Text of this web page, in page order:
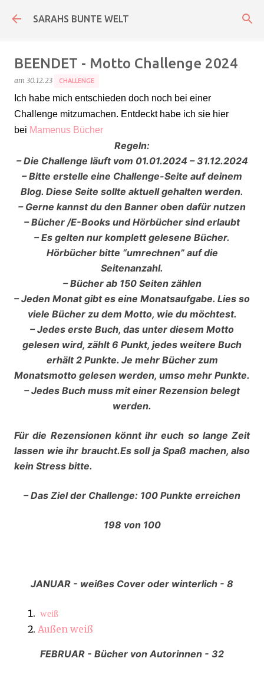
Direkt zum Hauptbereich
SARAHS BUNTE WELT
BEENDET - Motto Challenge 2024
am 30.12.23 CHALLENGE
Ich habe mich entschieden doch noch bei einer
Challenge mitzumachen. Entdeckt habe ich sie hier
bei Mamenus Bücher
Regeln:
– Die Challenge läuft vom 01.01.2024 – 31.12.2024
– Bitte erstelle eine Challenge-Seite auf deinem
Blog. Diese Seite sollte aktuell gehalten werden.
– Gerne kannst du den Banner oben dafür nutzen
– Bücher /E-Books und Hörbücher sind erlaubt
– Es gelten nur komplett gelesene Bücher.
Hörbücher bitte “umrechnen” auf die
Seitenanzahl.
– Bücher ab 150 Seiten zählen
– Jeden Monat gibt es eine Monatsaufgabe. Lies so
viele Bücher zu dem Motto, wie du möchtest.
– Jedes erste Buch, das unter diesem Motto
gelesen wird, zählt 6 Punkt, jedes weitere Buch
erhält 2 Punkte. Je mehr Bücher zum
Monatsmotto gelesen werden, umso mehr Punkte.
– Jedes Buch muss mit einer Rezension belegt
werden.
Für die Rezensionen könnt ihr euch so lange Zeit
lassen wie ihr braucht.Es soll ja Spaß machen, also
kein Stress bitte.
– Das Ziel der Challenge: 100 Punkte erreichen
198 von 100
JANUAR - weißes Cover oder winterlich - 8
weiß
Außen weiß
FEBRUAR - Bücher von Autorinnen - 32